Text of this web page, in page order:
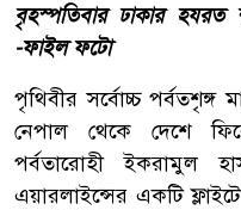
বৃহস্পতিবার ঢাকার হযরত
-ফাইল ফটো
পৃথিবীর সর্বোচ্চ
নেপাল থেকে দেশে
পর্বতারোহী ইকরামুল
এয়ারলাইন্সের একটি